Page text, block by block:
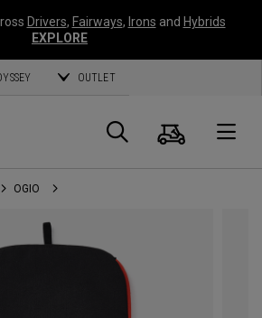
Drivers, Fairways, Irons and Hybrids
EXPLORE
OUTLET
Panier
OGIO